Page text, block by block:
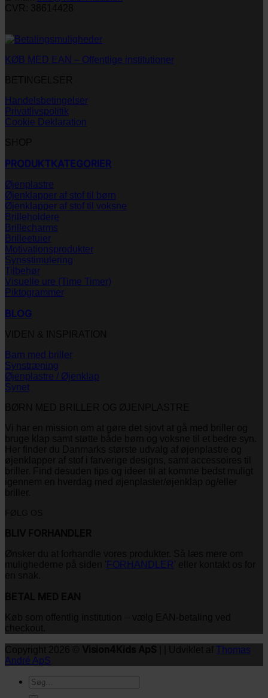
KØB MED EAN – Offentlige institutioner
Handelsbetingelser
Privatlivspolitik
Cookie Deklaration
PRODUKTKATEGORIER
Øjenplastre
Øjenklapper af stof til børn
Øjenklapper af stof til voksne
Brilleholdere
Brillecharms
Brilleetuier
Motivationsprodukter
Synsstimulering
Tilbehør
Visuelle ure (Time Timer)
Piktogrammer
BLOG
Barn med briller
Synstræning
Øjenplastre / Øjenklap
Synet
FORHANDLER
Thomas
André ApS
Søg
efter: